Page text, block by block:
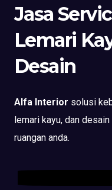
Jasa
Lemari
Desain
Alfa Interior solusi
lemari kayu, dan
ruangan anda.